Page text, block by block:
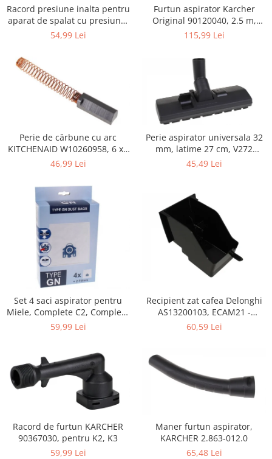
Servere, Componente & UPS
Telecomenzi garaj
Accesorii antrenament
Accesorii Fitness
Accesorii sportive
Ciclism
Sporturi acvatice
TV, Audio & Foto
Aparate Foto & Accesorii
Audio HI-FI & Profesionale
Camere video si sport
Drone si Accesorii
Home Cinema & Audio
Playere, Boxe & Casti
Telescoape & Optica
Televizoare & accesorii
Ambalaje cadouri
Cadouri
Curatenie si intretinere
Racord presiune inalta pentru
aparat de spalat cu presiune,
KARCHER 9.013-355.0, K4/K5
54,99 Lei
Furtun aspirator Karcher
Original 90120040, 2.5 m,
negru
115,99 Lei
Perie de cărbune cu arc
KITCHENAID W10260958, 6 x6
x 19 mm, pentru 5KSM15
46,99 Lei
Perie aspirator universala 32
mm, latime 27 cm, V272
ECONOMY
45,49 Lei
Set 4 saci aspirator pentru
Miele, Complete C2, Complete
C3, Classic C1, S8, S5, S2,
59,99 Lei
Recipient zat cafea Delonghi
AS13200103, ECAM21 -
ECAM25
60,59 Lei
Racord de furtun KARCHER
90367030, pentru K2, K3
59,99 Lei
Maner furtun aspirator,
KARCHER 2.863-012.0
65,48 Lei